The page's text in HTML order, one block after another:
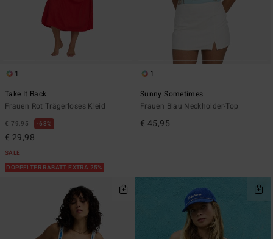
1
Take It Back
Frauen Rot Trägerloses Kleid
€ 79,95 63%
€ 29,98
SALE
DOPPELTER RABATT EXTRA 25%
1
Sunny Sometimes
Frauen Blau Neckholder-Top
€ 45,95